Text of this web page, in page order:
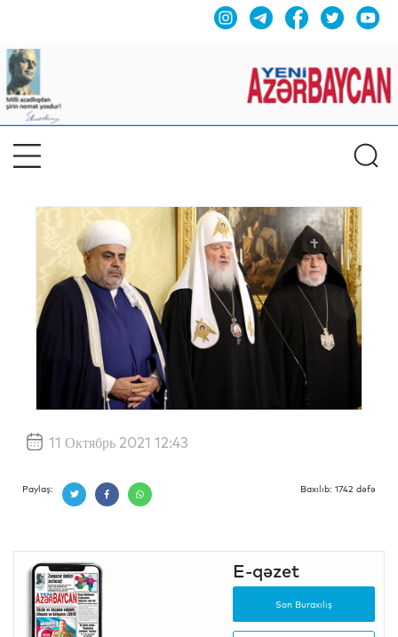
11 Октябрь 2021 12:43
Paylaş: Baxılıb: 1742 dəfə
E-qəzet
Son Buraxılış